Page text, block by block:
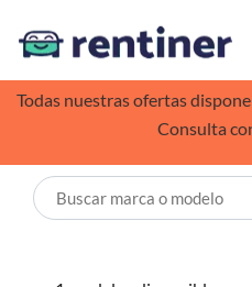
Todas nuestras ofertas
Consulta